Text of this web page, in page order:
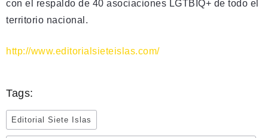
con el respaldo de 40 asociaciones LGTBIQ+ de todo el
territorio nacional.
http://www.editorialsieteislas.com/
Tags:
Editorial Siete Islas